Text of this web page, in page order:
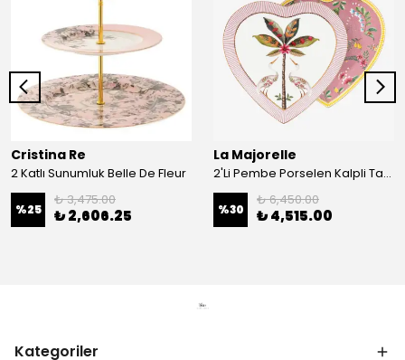
Cristina Re
2 Katlı Sunumluk Belle De Fleur
%25
₺ 3,475.00
₺ 2,606.25
La Majorelle
2'Li Pembe Porselen Kalpli Tabak 21,5 Cm La Majorelle
%30
₺ 6,450.00
₺ 4,515.00
Kategoriler